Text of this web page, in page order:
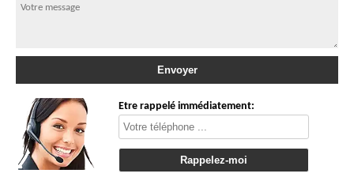
Etre rappelé immédiatement: